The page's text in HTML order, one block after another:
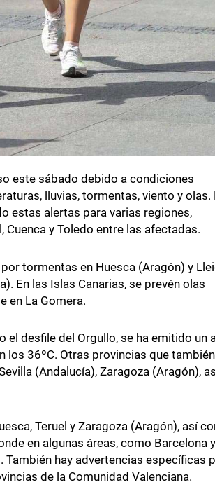
este sábado debido a condiciones
lluvias, tormentas, viento y olas.
estas alertas para varias regiones,
y Toledo entre las afectadas.
tormentas en Huesca (Aragón) y
En las Islas Canarias, se prevén olas
en La Gomera.
el desfile del Orgullo, se ha emitido un
los 36ºC. Otras provincias que también
(Andalucía), Zaragoza (Aragón),
Teruel y Zaragoza (Aragón), así
en algunas áreas, como Barcelona y
También hay advertencias específicas
de la Comunidad Valenciana.